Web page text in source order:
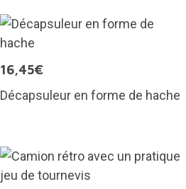
16,45€
Décapsuleur en forme de hache